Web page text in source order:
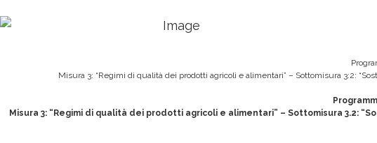
Misura 3: “Regimi di qualità dei prodotti agricoli e alimentari” – Sottomisura 3:2:
Misura 3: “Regimi di qualità dei prodotti agricoli e alimentari” – Sottomisura 3.2: